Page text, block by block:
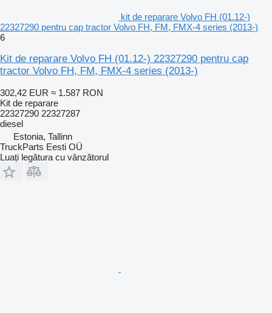
kit de reparare Volvo FH (01.12-)
22327290 pentru cap tractor Volvo FH, FM, FMX-4 series (2013-)
6
Kit de reparare Volvo FH (01.12-) 22327290 pentru cap
tractor Volvo FH, FM, FMX-4 series (2013-)
302,42 EUR ≈ 1.587 RON
Kit de reparare
22327290 22327287
diesel
Estonia, Tallinn
TruckParts Eesti OÜ
Luați legătura cu vânzătorul